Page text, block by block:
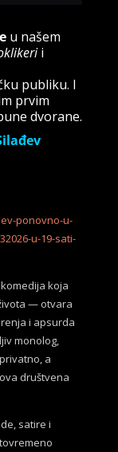
u našem
i
publiku. I
prvim
dvorane.
ponovno-u-
u-19-sati-
koja
— otvara
i apsurda
monolog,
a
društvena
satire i